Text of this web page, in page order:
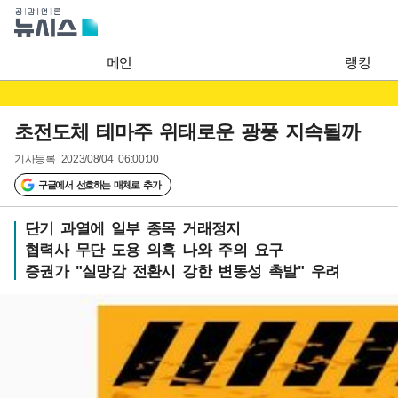
메인 랭킹
초전도체 테마주 위태로운 광풍 지속될까
기사등록 2023/08/04 06:00:00
구글에서 선호하는 매체로 추가
단기 과열에 일부 종목 거래정지
협력사 무단 도용 의혹 나와 주의 요구
증권가 "실망감 전환시 강한 변동성 촉발" 우려